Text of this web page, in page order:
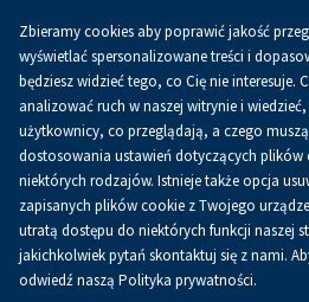
Strona główna O firmie Aktualności
Aktualności
Zbieramy cookies aby poprawić jakość
wyświetlać spersonalizowane treści i
będziesz widzieć tego, co Cię nie interesuje.
analizować ruch w naszej witrynie i
użytkownicy, co przeglądają, a czego
dostosowania ustawień dotyczących plików
niektórych rodzajów. Istnieje także opcja
zapisanych plików cookie z Twojego
utratą dostępu do niektórych funkcji naszej
jakichkolwiek pytań skontaktuj się z nami.
odwiedź naszą Polityka prywatności.